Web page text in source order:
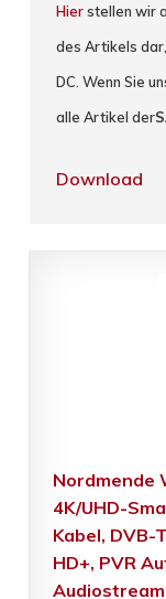
Hierstellen wir
des Artikels
DC. Wenn Sie
alle Artikel der
Download
Nordmende
4K/UHD-
Kabel, DVB-
HD+, PVR